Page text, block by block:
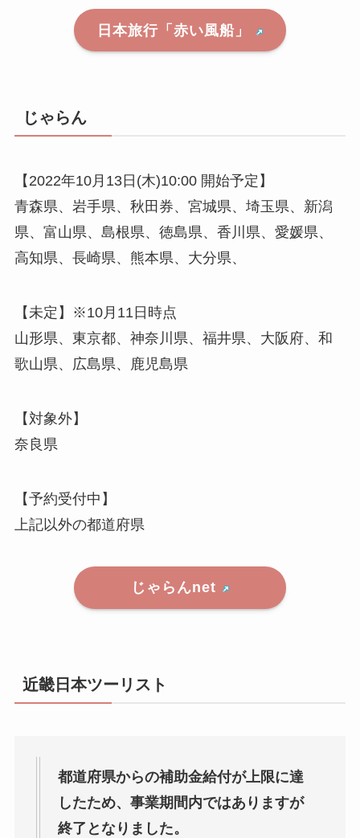
日本旅行「赤い風船」
じゃらん
【2022年10月13日(木)10:00 開始予定】
青森県、岩手県、秋田券、宮城県、埼玉県、新潟
県、富山県、島根県、徳島県、香川県、愛媛県、
高知県、長崎県、熊本県、大分県、
【未定】※10月11日時点
山形県、東京都、神奈川県、福井県、大阪府、和
歌山県、広島県、鹿児島県
【対象外】
奈良県
【予約受付中】
上記以外の都道府県
じゃらんnet
近畿日本ツーリスト
都道府県からの補助金給付が上限に達
したため、事業期間内ではありますが
終了となりました。